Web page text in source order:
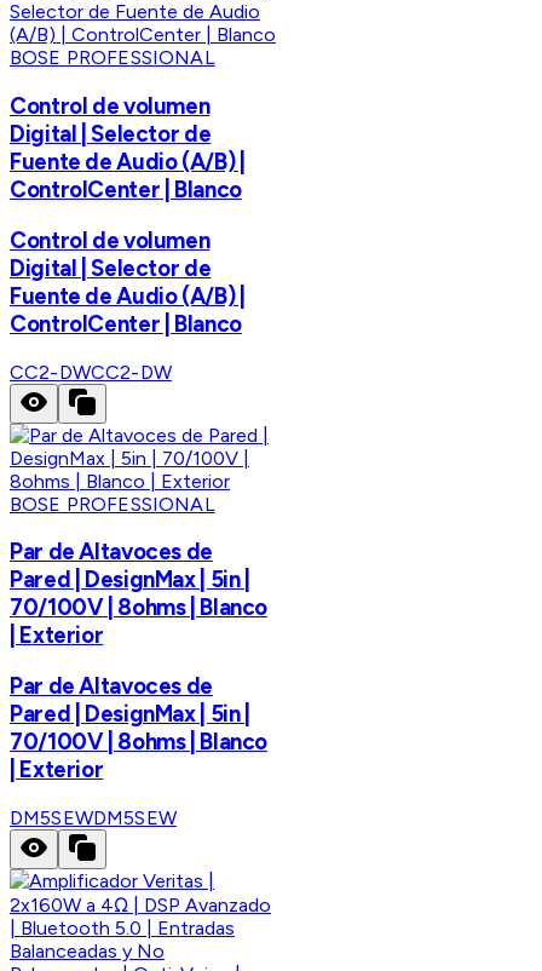
BOSE PROFESSIONAL
Control de volumen
Digital | Selector de
Fuente de Audio (A/B) |
ControlCenter | Blanco
Control de volumen
Digital | Selector de
Fuente de Audio (A/B) |
ControlCenter | Blanco
CC2-DWCC2-DW
BOSE PROFESSIONAL
Par de Altavoces de
Pared | DesignMax | 5in |
70/100V | 8ohms | Blanco
| Exterior
Par de Altavoces de
Pared | DesignMax | 5in |
70/100V | 8ohms | Blanco
| Exterior
DM5SEWDM5SEW